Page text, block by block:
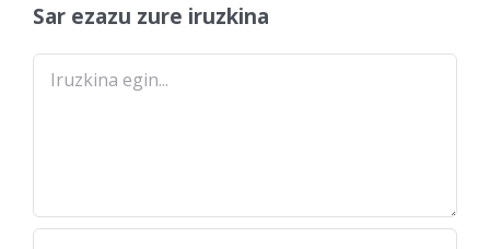
Sar ezazu zure iruzkina
Comment